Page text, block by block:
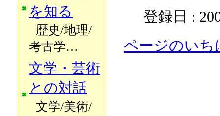
を知る
歴史/地理/
考古学…
文学・芸術
との対話
文学/美術/
登録日 :
ページのいち